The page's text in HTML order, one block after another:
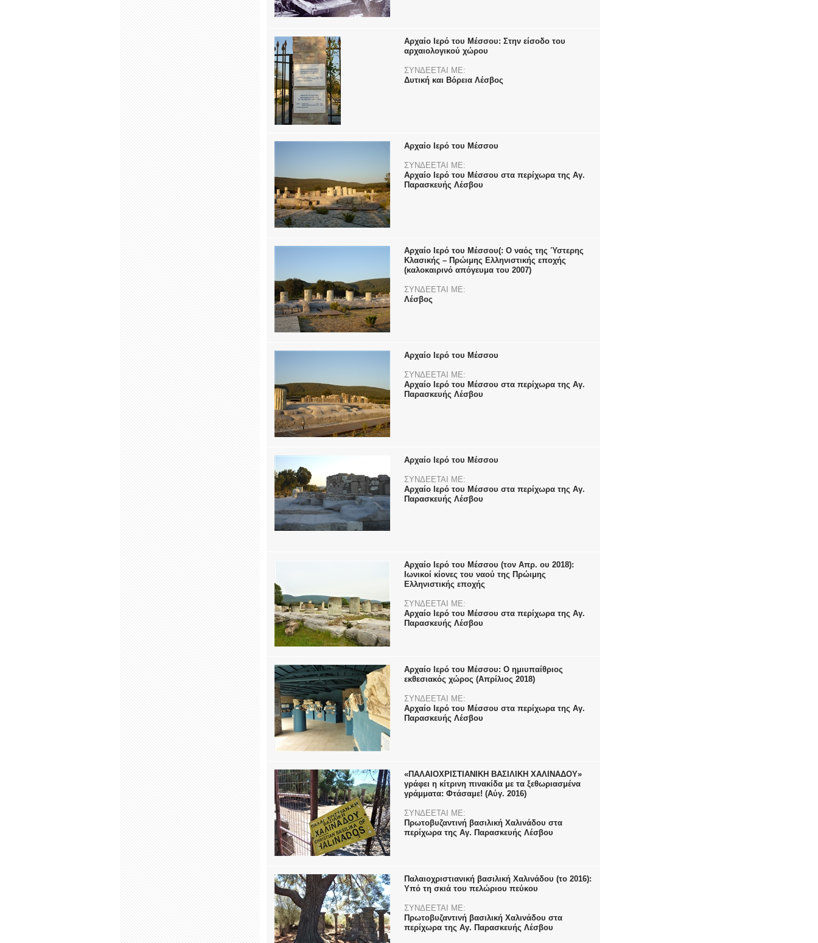
Αρχαίο Ιερό του Μέσσου: Στην είσοδο του
αρχαιολογικού χώρου
ΣΥΝΔΕΕΤΑΙ ΜΕ:
Δυτική και Βόρεια Λέσβος
Αρχαίο Ιερό του Μέσσου
ΣΥΝΔΕΕΤΑΙ ΜΕ:
Αρχαίο Ιερό του Μέσσου στα περίχωρα της Αγ.
Παρασκευής Λέσβου
Αρχαίο Ιερό του Μέσσου(: Ο ναός της Ύστερης
Κλασικής – Πρώιμης Ελληνιστικής εποχής
(καλοκαιρινό απόγευμα του 2007)
ΣΥΝΔΕΕΤΑΙ ΜΕ:
Λέσβος
Αρχαίο Ιερό του Μέσσου
ΣΥΝΔΕΕΤΑΙ ΜΕ:
Αρχαίο Ιερό του Μέσσου στα περίχωρα της Αγ.
Παρασκευής Λέσβου
Αρχαίο Ιερό του Μέσσου
ΣΥΝΔΕΕΤΑΙ ΜΕ:
Αρχαίο Ιερό του Μέσσου στα περίχωρα της Αγ.
Παρασκευής Λέσβου
Αρχαίο Ιερό του Μέσσου (τον Απρ. ου 2018):
Ιωνικοί κίονες του ναού της Πρώιμης
Ελληνιστικής εποχής
ΣΥΝΔΕΕΤΑΙ ΜΕ:
Αρχαίο Ιερό του Μέσσου στα περίχωρα της Αγ.
Παρασκευής Λέσβου
Αρχαίο Ιερό του Μέσσου: Ο ημιυπαίθριος
εκθεσιακός χώρος (Απρίλιος 2018)
ΣΥΝΔΕΕΤΑΙ ΜΕ:
Αρχαίο Ιερό του Μέσσου στα περίχωρα της Αγ.
Παρασκευής Λέσβου
«ΠΑΛΑΙΟΧΡΙΣΤΙΑΝΙΚΗ ΒΑΣΙΛΙΚΗ ΧΑΛΙΝΑΔΟΥ»
γράφει η κίτρινη πινακίδα με τα ξεθωριασμένα
γράμματα: Φτάσαμε! (Αύγ. 2016)
ΣΥΝΔΕΕΤΑΙ ΜΕ:
Πρωτοβυζαντινή βασιλική Χαλινάδου στα
περίχωρα της Αγ. Παρασκευής Λέσβου
Παλαιοχριστιανική βασιλική Χαλινάδου (το 2016):
Υπό τη σκιά του πελώριου πεύκου
ΣΥΝΔΕΕΤΑΙ ΜΕ:
Πρωτοβυζαντινή βασιλική Χαλινάδου στα
περίχωρα της Αγ. Παρασκευής Λέσβου